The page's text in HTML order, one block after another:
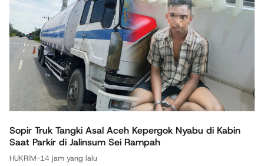
Sopir Truk Tangki Asal Aceh Kepergok Nyabu di Kabin
Saat Parkir di Jalinsum Sei Rampah
HUKRIM-14 jam yang lalu